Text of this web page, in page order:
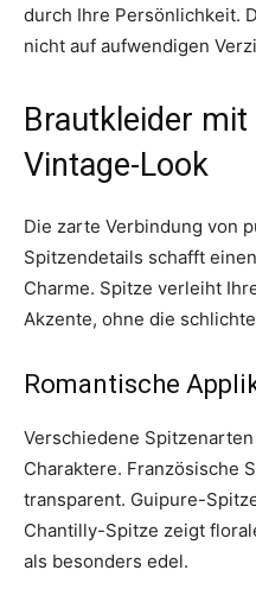
durch Ihre Persönlichkeit.
nicht auf aufwendigen
Brautkleider
Vintage-Look
Die zarte Verbindung von
Spitzendetails schafft
Charme. Spitze verleiht
Akzente, ohne die
Romantische
Verschiedene
Charaktere. Französische
transparent. Guipure-
Chantilly-Spitze zeigt
als besonders edel.